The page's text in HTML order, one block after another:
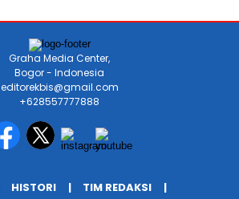
Graha Media Center,
Bogor - Indonesia
editorekbis@gmail.com
+628557777888
HISTORI
TIM REDAKSI